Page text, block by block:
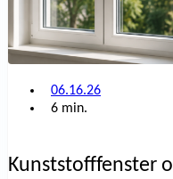
06.16.26
6 min.
Kunststofffenster